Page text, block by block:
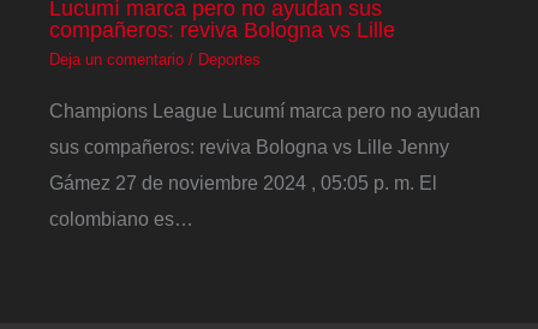
Lucumí marca pero no ayudan sus
compañeros: reviva Bologna vs Lille
Deja un comentario / Deportes
Champions League Lucumí marca pero no ayudan
sus compañeros: reviva Bologna vs Lille Jenny
Gámez 27 de noviembre 2024 , 05:05 p. m. El
colombiano es…